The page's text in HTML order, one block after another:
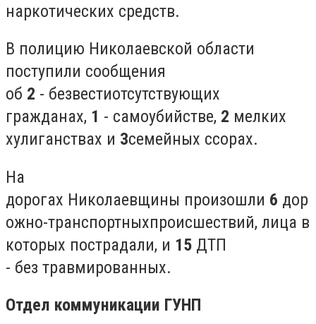
наркотических средств.
В полицию Николаевской области
поступили сообщения
об 2 - безвестиотсутствующих
гражданах, 1 - самоубийстве, 2 мелких
хулиганствах и 3семейных ссорах.
На
дорогах Николаевщины произошли 6 дор
ожно-транспортныхпроисшествий, лица в
которых пострадали, и 15 ДТП
- без травмированных.
Отдел коммуникации ГУНП